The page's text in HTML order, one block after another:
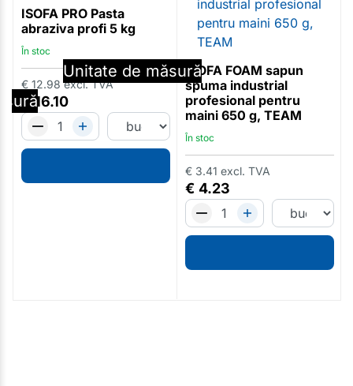
ISOFA PRO Pasta
abraziva profi 5 kg
În stoc
€ 16.10
€ 12.98 excl. TVA
ISOFA FOAM sapun
spuma industrial
profesional pentru
maini 650 g, TEAM
În stoc
€ 4.23
€ 3.41 excl. TVA
Cantitate
Unitate de măsură